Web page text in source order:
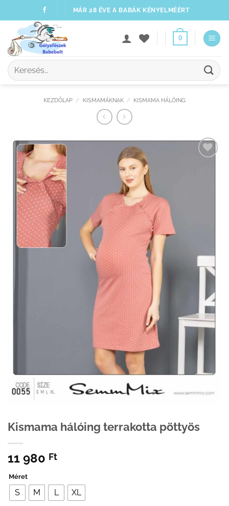
to
content
MÁR 28 ÉVE A BABÁK KÉNYELMÉÉRT
0
Keresés
a
KEZDŐLAP / KISMAMÁKNAK / KISMAMA HÁLÓING
Kismama hálóing terrakotta pöttyös
11 980 Ft
Méret
S M L XL